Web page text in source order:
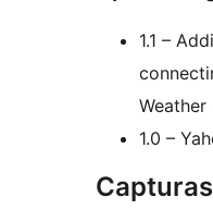
1.1 –
Weather
1.0 –
Capturas